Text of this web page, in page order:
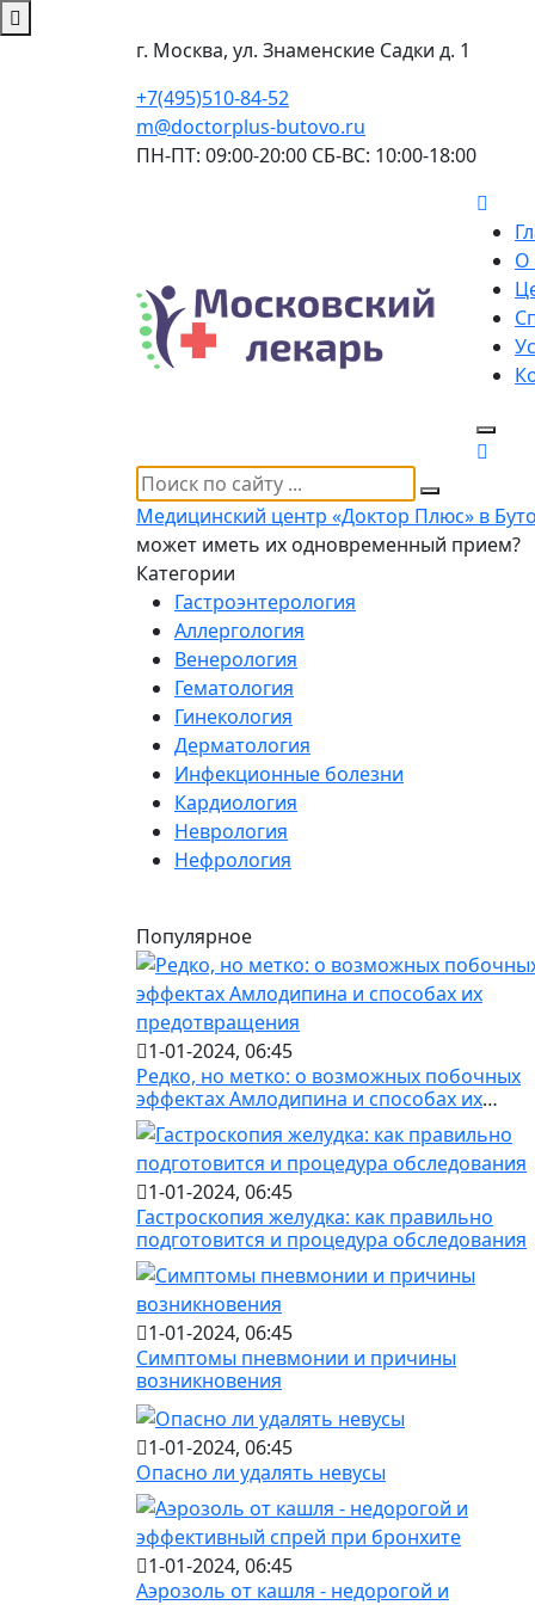
г. Москва, ул. Знаменские Садки д. 1
+7(495)510-84-52
m@doctorplus-butovo.ru
ПН-ПТ: 09:00-20:00 СБ-ВС: 10:00-18:00
О
Медицинский центр «Доктор Плюс» в
может иметь их одновременный прием?
Категории
Гастроэнтерология
Аллергология
Венерология
Гематология
Гинекология
Дерматология
Инфекционные болезни
Кардиология
Неврология
Нефрология
Популярное
1-01-2024, 06:45
Редко, но метко: о возможных побочных
эффектах Амлодипина и способах их
предотвращения
1-01-2024, 06:45
Гастроскопия желудка: как правильно
подготовится и процедура обследования
1-01-2024, 06:45
Симптомы пневмонии и причины
возникновения
1-01-2024, 06:45
Опасно ли удалять невусы
1-01-2024, 06:45
Аэрозоль от кашля - недорогой и